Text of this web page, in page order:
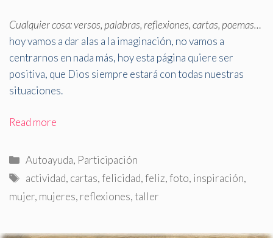
Cualquier cosa: versos, palabras, reflexiones, cartas, poemas…
hoy vamos a dar alas a la imaginación, no vamos a
centrarnos en nada más, hoy esta página quiere ser
positiva, que Dios siempre estará con todas nuestras
situaciones.
Read more
Categorías
Autoayuda, Participación
Etiquetas
actividad, cartas,felicidad,feliz,foto, inspiración,
mujer, mujeres, reflexiones,taller